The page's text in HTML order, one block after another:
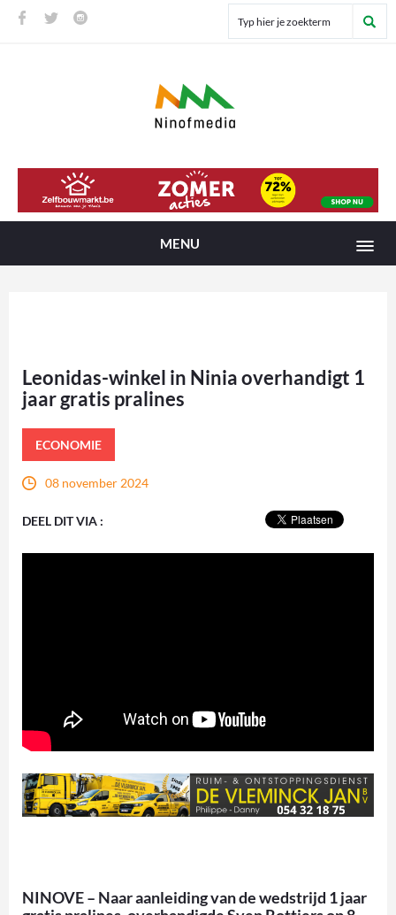
MENU
Leonidas-winkel in Ninia overhandigt 1
jaar gratis pralines
ECONOMIE
08 november 2024
DEEL DIT VIA :
NINOVE – Naar aanleiding van de wedstrijd 1 jaar